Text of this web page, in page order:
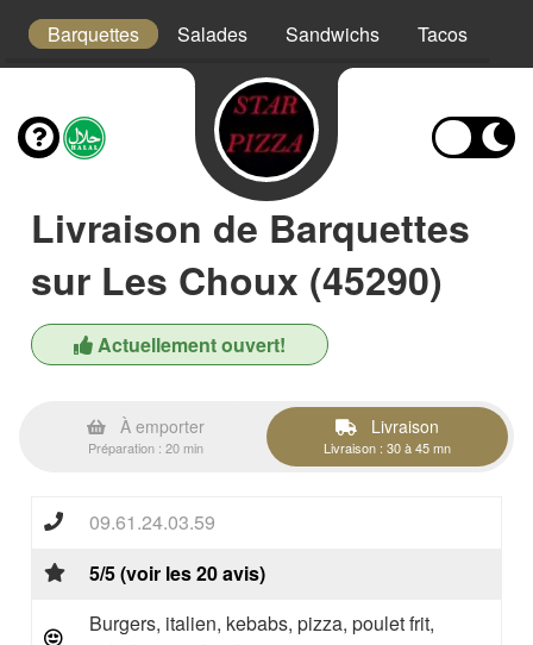
Barquettes Salades Sandwichs Tacos
Livraison de Barquettes
sur Les Choux (45290)
Actuellement ouvert!
À emporter
Préparation : 20 min
Livraison
Livraison : 30 à 45 mn
09.61.24.03.59
5/5 (voir les 20 avis)
Burgers, italien, kebabs, pizza, poulet frit,